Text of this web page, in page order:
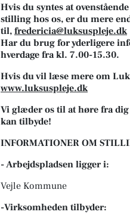
Hvis du syntes at
stilling hos os, er du mere
til, fredericia@luksuspleje.dk
Har du brug for yderligere
hverdage fra kl. 7.00-15.30.
Hvis du vil læse mere om
www.luksuspleje.dk
Vi glæder os til at høre fra dig
kan tilbyde!
INFORMATIONER OM
- Arbejdspladsen ligger i:
Vejle Kommune
-Virksomheden tilbyder: